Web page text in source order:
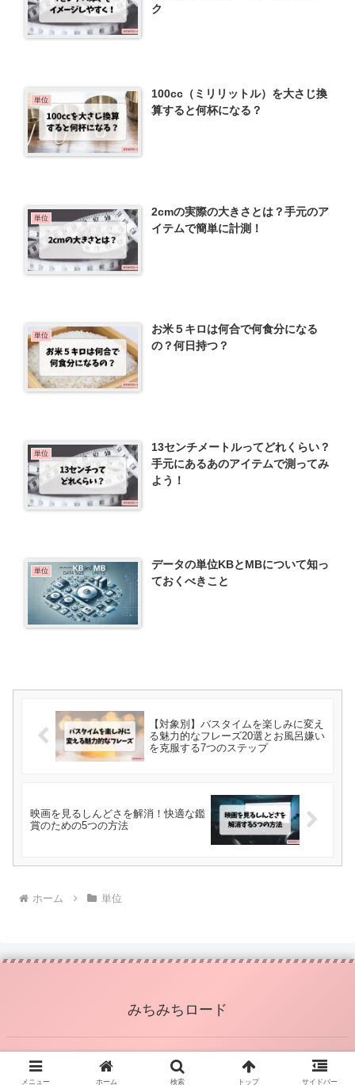
ク
単位
100cc（ミリリットル）を大さじ換
算すると何杯になる？
単位
2cmの実際の大きさとは？手元のア
イテムで簡単に計測！
単位
お米５キロは何合で何食分になる
の？何日持つ？
単位
13センチメートルってどれくらい？
手元にあるあのアイテムで測ってみ
よう！
単位
データの単位KBとMBについて知っ
ておくべきこと
【対象別】バスタイムを楽しみに変え
る魅力的なフレーズ20選とお風呂嫌い
を克服する7つのステップ
映画を見るしんどさを解消！快適な鑑
賞のための5つの方法
ホーム 単位
みちみちロード
© 2024 みちみちロード.
メニュー ホーム 検索 トップ サイドバー